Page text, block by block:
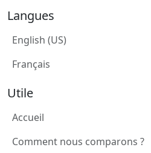
Langues
English (US)
Français
Utile
Accueil
Comment nous comparons ?